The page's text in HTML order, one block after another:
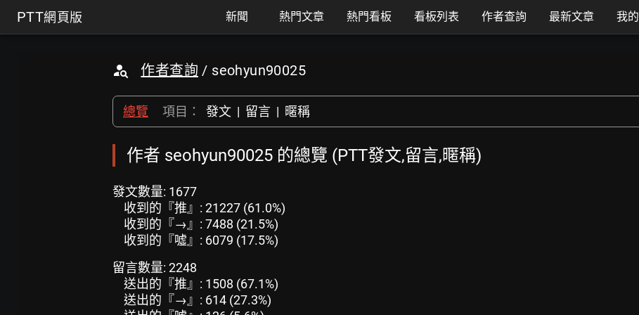
PTT網頁版 新聞 熱門文章 熱門看板 看板列表 作者查詢 最新文章 我
作者查詢 / seohyun90025
總覽 項目： 發文 | 留言 | 暱稱
作者 seohyun90025 的總覽 (PTT發文,留言,暱稱)
發文數量: 1677
收到的『推』: 21227 (61.0%)
收到的『→』: 7488 (21.5%)
收到的『噓』: 6079 (17.5%)
留言數量: 2248
送出的『推』: 1508 (67.1%)
送出的『→』: 614 (27.3%)